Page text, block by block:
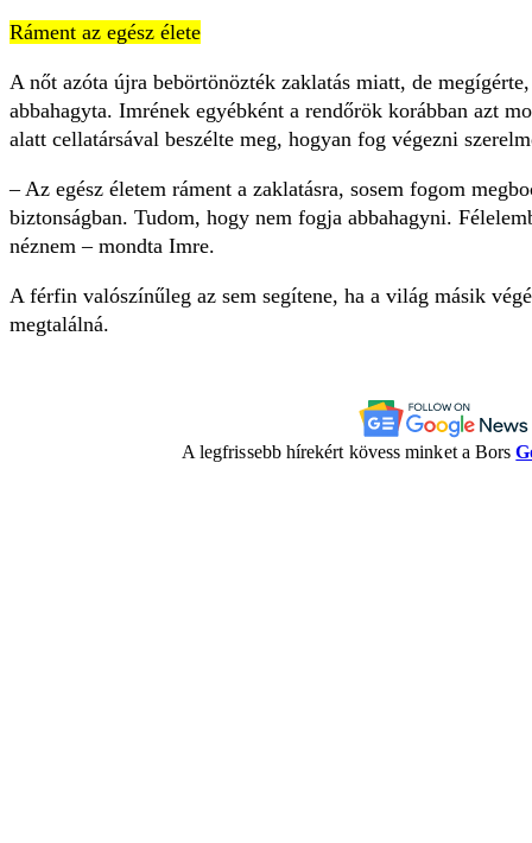
Ráment az egész élete
A nőt azóta újra bebörtönözték zaklatás miatt, de
abbahagyta. Imrének egyébként a rendőrök korábban azt
alatt cellatársával beszélte meg, hogyan fog végezni
– Az egész életem ráment a zaklatásra, sosem fogom
biztonságban. Tudom, hogy nem fogja abbahagyni.
néznem – mondta Imre.
A férfin valószínűleg az sem segítene, ha a világ másik
megtalálná.
A legfrissebb hírekért kövess minket a Bors